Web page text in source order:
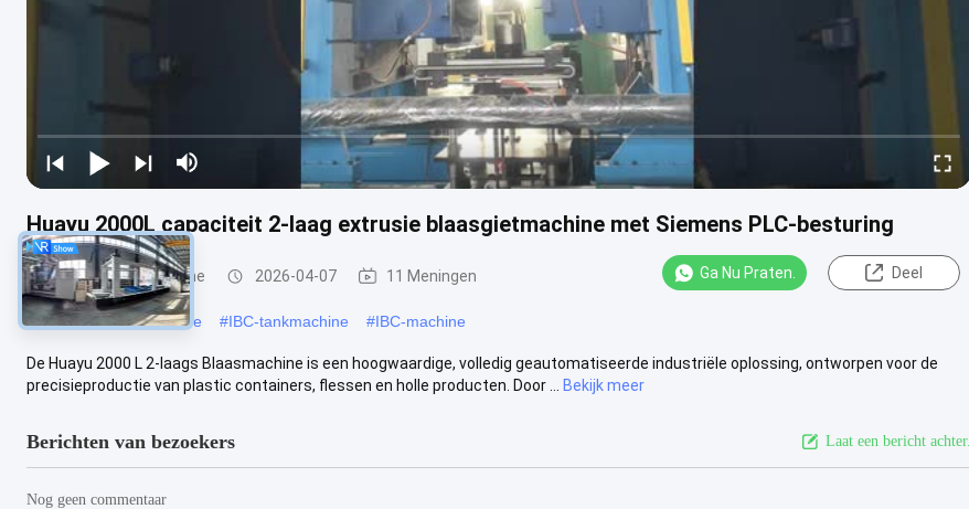
Huayu 2000L capaciteit 2-laag extrusie blaasgietmachine met Siemens PLC-besturing
IBC-blaasgietmachine 2026-04-07 11 Meningen Ga Nu Praten. Deel
# Grote blaasgietmachine #IBC-tankmachine #IBC-machine
De Huayu 2000 L 2-laags Blaasmachine is een hoogwaardige, volledig geautomatiseerde industriële oplossing, ontworpen voor de
precisieproductie van plastic containers, flessen en holle producten. Door ...
Bekijk meer
Berichten van bezoekers Laat een bericht achter.
Nog geen commentaar